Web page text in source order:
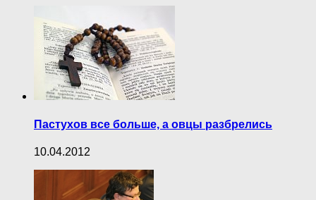
Пастухов все больше, а овцы разбрелись
10.04.2012